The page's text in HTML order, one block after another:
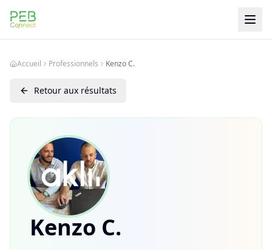
PEB Connect
Accueil Professionnels Kenzo C.
Retour aux résultats
Kenzo C.